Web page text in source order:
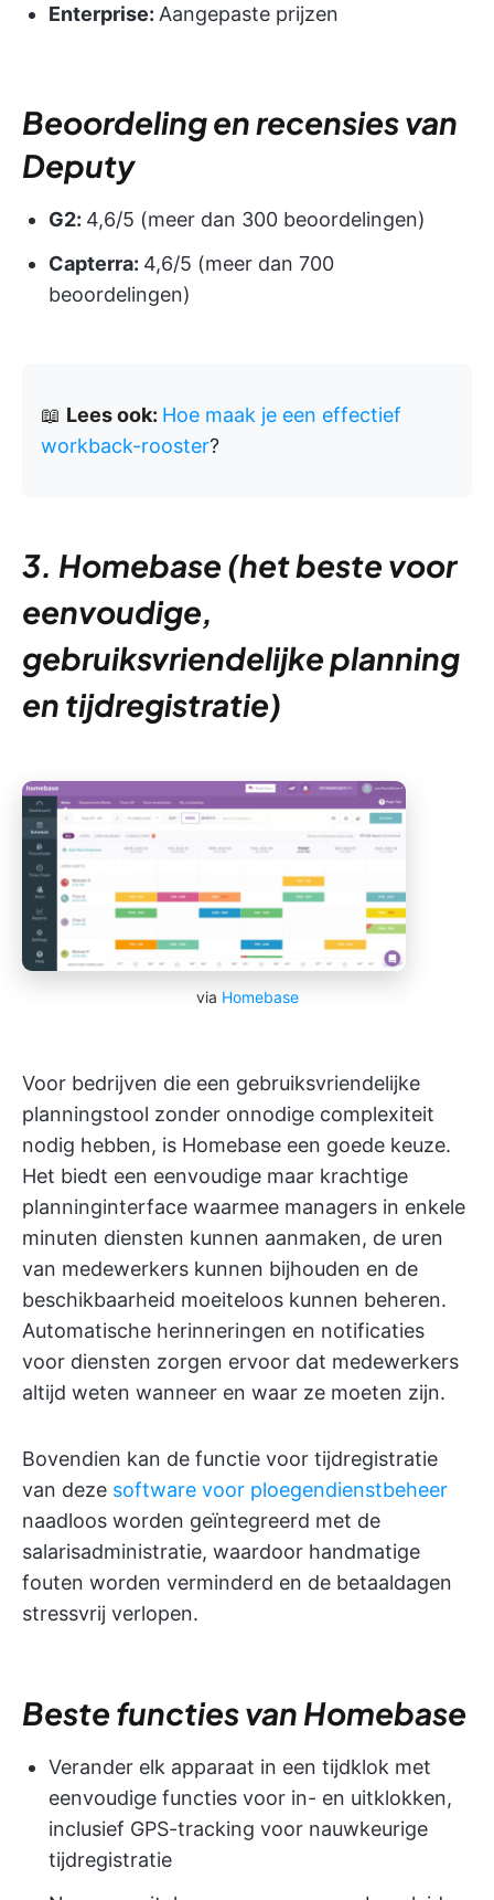
Enterprise: Aangepaste prijzen
Beoordeling en recensies van
Deputy
G2: 4,6/5 (meer dan 300 beoordelingen)
Capterra: 4,6/5 (meer dan 700
beoordelingen)
📖 Lees ook: Hoe maak je een effectief
workback-rooster?
3. Homebase (het beste voor
eenvoudige,
gebruiksvriendelijke planning
en tijdregistratie)
via Homebase
Voor bedrijven die een gebruiksvriendelijke
planningstool zonder onnodige complexiteit
nodig hebben, is Homebase een goede keuze.
Het biedt een eenvoudige maar krachtige
planninginterface waarmee managers in enkele
minuten diensten kunnen aanmaken, de uren
van medewerkers kunnen bijhouden en de
beschikbaarheid moeiteloos kunnen beheren.
Automatische herinneringen en notificaties
voor diensten zorgen ervoor dat medewerkers
altijd weten wanneer en waar ze moeten zijn.
Bovendien kan de functie voor tijdregistratie
van deze software voor ploegendienstbeheer
naadloos worden geïntegreerd met de
salarisadministratie, waardoor handmatige
fouten worden verminderd en de betaaldagen
stressvrij verlopen.
Beste functies van Homebase
Verander elk apparaat in een tijdklok met
eenvoudige functies voor in- en uitklokken,
inclusief GPS-tracking voor nauwkeurige
tijdregistratie